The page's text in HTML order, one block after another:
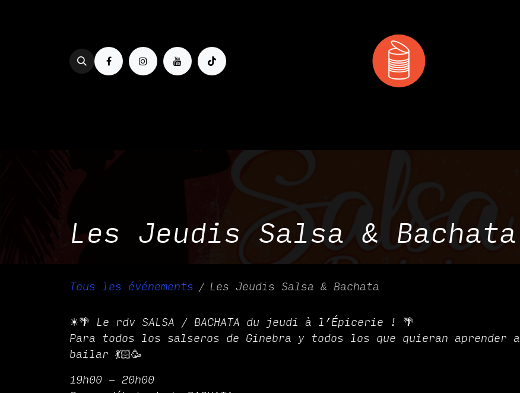
Les Jeudis Salsa & Bachata
Tous les événements Les Jeudis Salsa & Bachata
☀🌴 Le rdv SALSA / BACHATA du jeudi à l’Épicerie ! 🌴
Para todos los salseros de Ginebra y todos los que quieran aprender a
bailar 💃🏻🥳
19h00 - 20h00